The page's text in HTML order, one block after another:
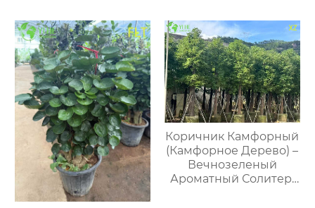
Коричник Камфорный
(Камфорное Дерево) –
Вечнозеленый
Ароматный Солитер,